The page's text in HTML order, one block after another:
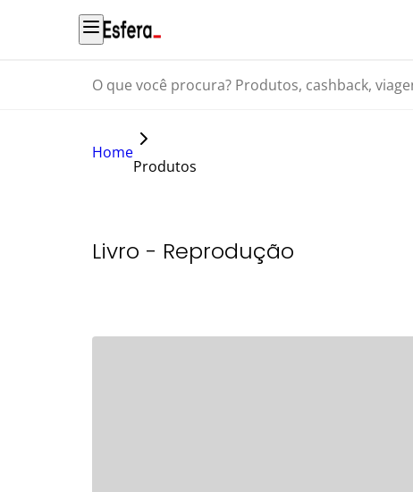
O que você procura? Produtos, cashback, viagens...
Home
Produtos
Livro - Reprodução